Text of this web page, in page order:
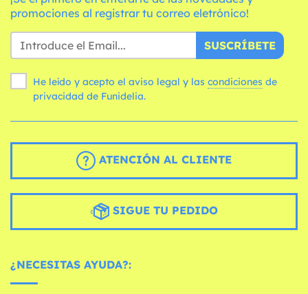
promociones al registrar tu correo eletrónico!
SUSCRÍBETE
He leído y acepto el aviso legal y las condiciones
privacidad de Funidelia.
ATENCIÓN AL CLIENTE
SIGUE TU PEDIDO
¿NECESITAS AYUDA?: